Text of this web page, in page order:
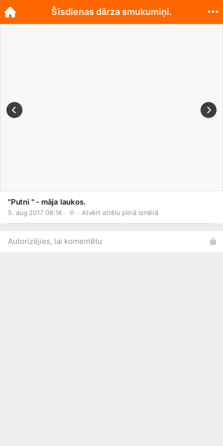
"Putni " - māja laukos.
5. aug 2017 08:14 · · Atvērt attēlu pilnā izmērā
Autorizējies, lai komentētu
Šīsdienas dārza smukumiņi.